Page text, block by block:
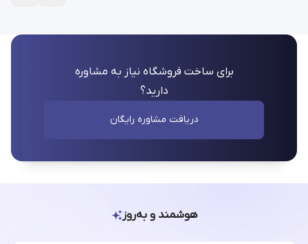
برای ساخت فروشگاه نیاز به مشاوره
دارید؟
دریافت مشاوره رایگان
هوشمند و به‌روز